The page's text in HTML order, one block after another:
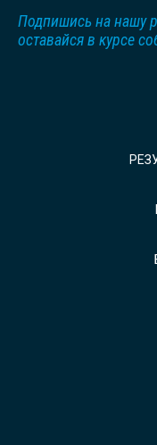
Подпишись на нашу
оставайся в курсе